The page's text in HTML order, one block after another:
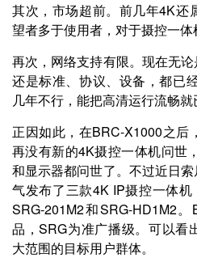
其次，市场超前。前几年4K还
望者多于使用者，对于摄控一体
再次，网络支持有限。现在无
还是标准、协议、设备，都已
几年不行，能把高清运行流畅就
正因如此，在BRC-X1000之后
再没有新的4K摄控一体机问世
和显示器都问世了。不过近日
气发布了三款4K IP摄控一体机
SRG-201M2和SRG-HD1M2
品，SRG为准广播级。可以看
大范围的目标用户群体。